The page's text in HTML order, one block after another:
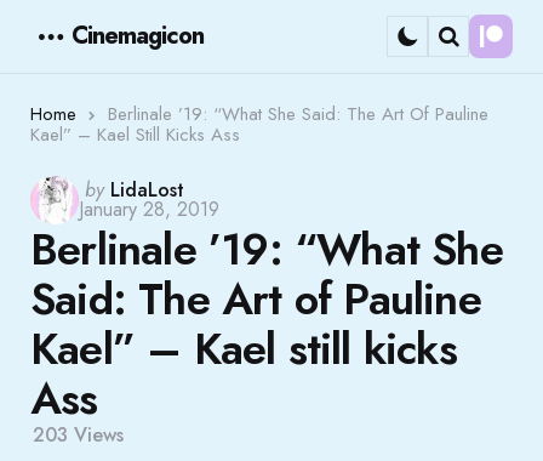
Cinemagicon
Search
Home Berlinale ’19: “What She Said: The Art Of Pauline
Kael” – Kael Still Kicks Ass
Posted
by
by LidaLost
January 28, 2019
Berlinale ’19: “What She
Said: The Art of Pauline
Kael” – Kael still kicks
Ass
203 Views